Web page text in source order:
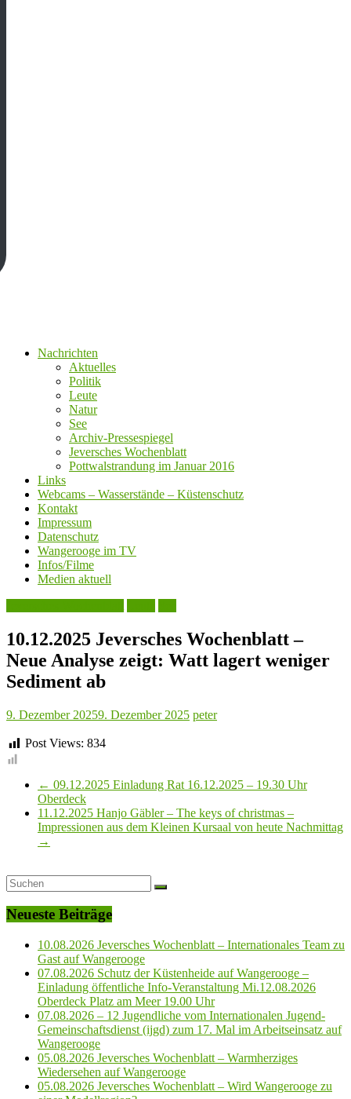
Nachrichten
Aktuelles
Politik
Leute
Natur
See
Archiv-Pressespiegel
Jeversches Wochenblatt
Pottwalstrandung im Januar 2016
Links
Webcams – Wasserstände – Küstenschutz
Kontakt
Impressum
Datenschutz
Wangerooge im TV
Infos/Filme
Medien aktuell
10.12.2025 Jeversches Wochenblatt –
Neue Analyse zeigt: Watt lagert weniger
Sediment ab
9. Dezember 20259. Dezember 2025 peter
Post Views: 834
← 09.12.2025 Einladung Rat 16.12.2025 – 19.30 Uhr
Oberdeck
11.12.2025 Hanjo Gäbler – The keys of christmas –
Impressionen aus dem Kleinen Kursaal von heute Nachmittag
→
Neueste Beiträge
10.08.2026 Jeversches Wochenblatt – Internationales Team zu
Gast auf Wangerooge
07.08.2026 Schutz der Küstenheide auf Wangerooge –
Einladung öffentliche Info-Veranstaltung Mi.12.08.2026
Oberdeck Platz am Meer 19.00 Uhr
07.08.2026 – 12 Jugendliche vom Internationalen Jugend-
Gemeinschaftsdienst (ijgd) zum 17. Mal im Arbeitseinsatz auf
Wangerooge
05.08.2026 Jeversches Wochenblatt – Warmherziges
Wiedersehen auf Wangerooge
05.08.2026 Jeversches Wochenblatt – Wird Wangerooge zu